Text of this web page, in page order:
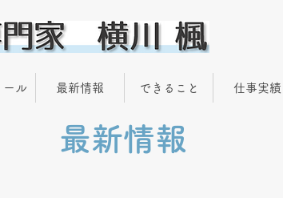
ール 最新情報 できること 仕事実績
最新情報